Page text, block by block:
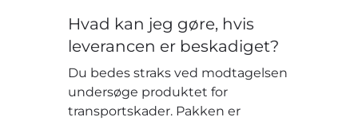
Hvad kan jeg gøre, hvis
leverancen er beskadiget?
Du bedes straks ved modtagelsen
undersøge produktet for
transportskader. Pakken er